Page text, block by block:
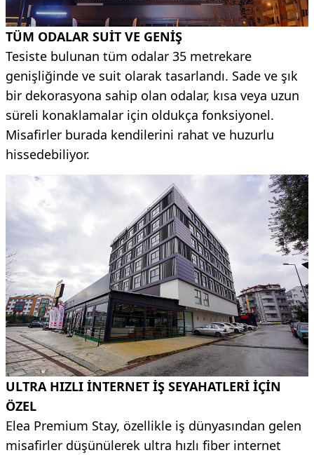
TÜM ODALAR SUİT VE GENİŞ
Tesiste bulunan tüm odalar 35 metrekare
genişliğinde ve suit olarak tasarlandı. Sade ve şık
bir dekorasyona sahip olan odalar, kısa veya uzun
süreli konaklamalar için oldukça fonksiyonel.
Misafirler burada kendilerini rahat ve huzurlu
hissedebiliyor.
ULTRA HIZLI İNTERNET İŞ SEYAHATLERİ İÇİN
ÖZEL
Elea Premium Stay, özellikle iş dünyasından gelen
misafirler düşünülerek ultra hızlı fiber internet